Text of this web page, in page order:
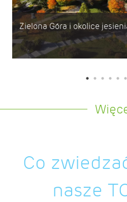
Zielona Góra i okolice
Co
nasze